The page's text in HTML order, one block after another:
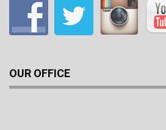
OUR OFFICE